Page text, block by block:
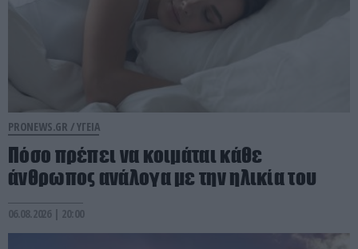
PRONEWS.GR /ΥΓΕΙΑ
Πόσο πρέπει να κοιμάται κάθε
άνθρωπος ανάλογα με την ηλικία του
06.08.2026 | 20:00